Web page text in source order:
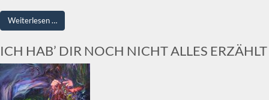
Weiterlesen …
ICH HAB’ DIR NOCH NICHT ALLES ERZÄHLT